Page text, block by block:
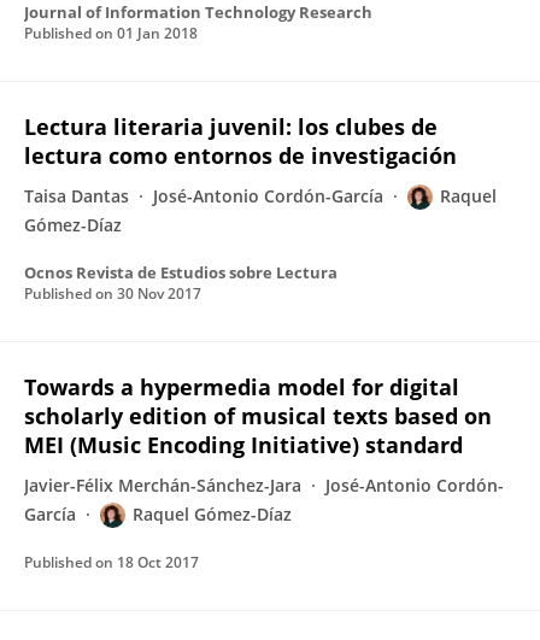
Journal of Information Technology Research
Published on 01 Jan 2018
Lectura literaria juvenil: los clubes de
lectura como entornos de investigación
Taisa Dantas José-Antonio Cordón-García
Raquel
Gómez-Díaz
Ocnos Revista de Estudios sobre Lectura
Published on 30 Nov 2017
Towards a hypermedia model for digital
scholarly edition of musical texts based on
MEI (Music Encoding Initiative) standard
Javier-Félix Merchán-Sánchez-Jara
José-Antonio Cordón-
García
Raquel Gómez-Díaz
Published on 18 Oct 2017